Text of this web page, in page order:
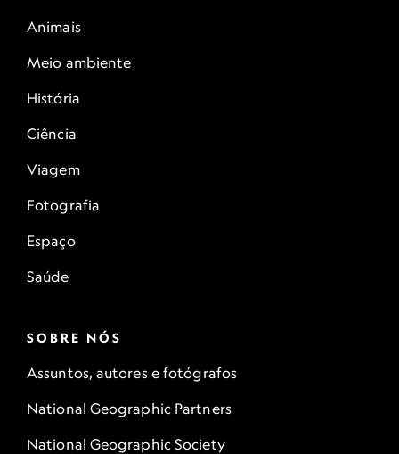
Animais
Meio ambiente
História
Ciência
Viagem
Fotografia
Espaço
Saúde
SOBRE NÓS
Assuntos, autores e fotógrafos
National Geographic Partners
National Geographic Society